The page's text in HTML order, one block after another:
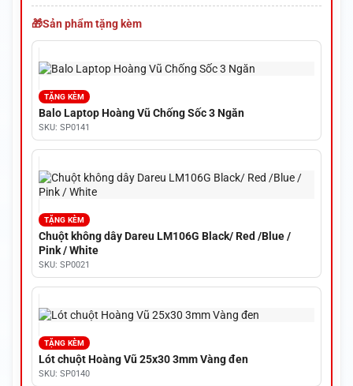
Sản phẩm tặng kèm
TẶNG KÈM
Balo Laptop Hoàng Vũ Chống Sốc 3 Ngăn
SKU: SP0141
TẶNG KÈM
Chuột không dây Dareu LM106G Black/ Red /Blue /
Pink / White
SKU: SP0021
TẶNG KÈM
Lót chuột Hoàng Vũ 25x30 3mm Vàng đen
SKU: SP0140